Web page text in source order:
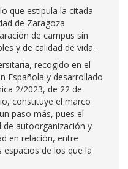
que estipula la citada
de Zaragoza
de campus sin
y de calidad de vida.
recogido en el
Española y desarrollado
2/2023, de 22 de
constituye el marco
paso más, pues el
autoorganización y
en relación, entre
de los que la